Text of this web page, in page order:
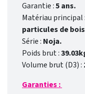
Garantie :5 ans.
Matériau principal :
particules de
Série : Noja.
Poids brut :
Volume brut (D3) :
Garanties :